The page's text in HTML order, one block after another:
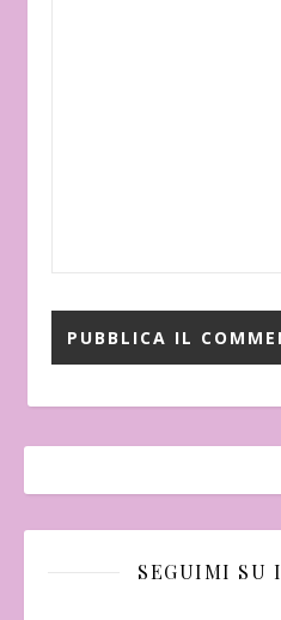
SEGUIMI SU